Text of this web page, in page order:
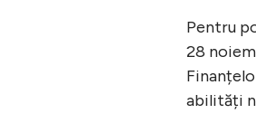
Pentru
28
abilități